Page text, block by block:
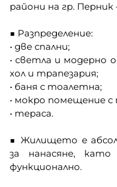
райони на гр. Перник
■ Разпределение:
• две спални;
• светла и модерно
хол и трапезария;
• баня с тоалетна;
• мокро помещение с
• тераса.
■ Жилището е
за нанасяне,
функционално.